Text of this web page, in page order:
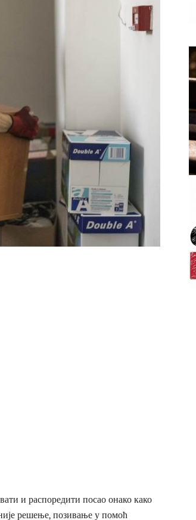
и распоредити посао онако како
решење, позивање у помоћ